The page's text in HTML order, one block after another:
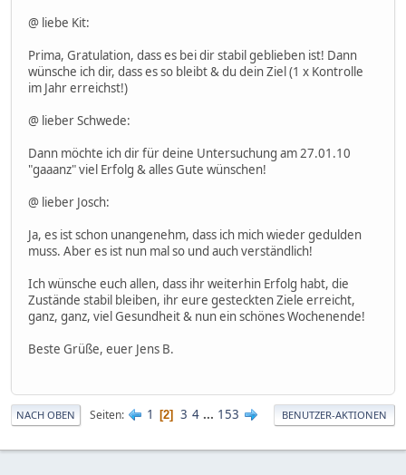
@ liebe Kit:
Prima, Gratulation, dass es bei dir stabil geblieben ist! Dann
wünsche ich dir, dass es so bleibt & du dein Ziel (1 x Kontrolle
im Jahr erreichst!)
@ lieber Schwede:
Dann möchte ich dir für deine Untersuchung am 27.01.10
"gaaanz" viel Erfolg & alles Gute wünschen!
@ lieber Josch:
Ja, es ist schon unangenehm, dass ich mich wieder gedulden
muss. Aber es ist nun mal so und auch verständlich!
Ich wünsche euch allen, dass ihr weiterhin Erfolg habt, die
Zustände stabil bleiben, ihr eure gesteckten Ziele erreicht,
ganz, ganz, viel Gesundheit & nun ein schönes Wochenende!
Beste Grüße, euer Jens B.
NACH OBEN Seiten 1 2 3 4 ... 153 BENUTZER-AKTIONEN